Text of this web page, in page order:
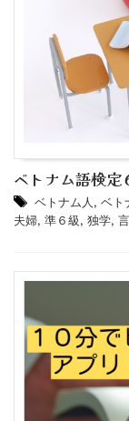
ベトナム語検定
ベトナム人, ベト
夫婦, 準６級, 独学,